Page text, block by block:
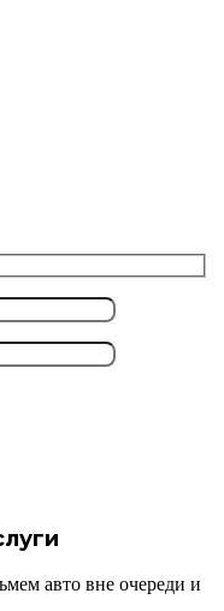
авто вне очереди и